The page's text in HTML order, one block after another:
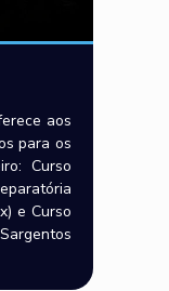
aos
para os
Curso
e Curso